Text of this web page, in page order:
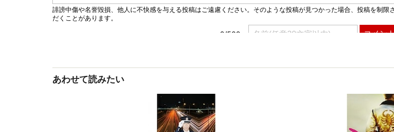
あわせて読みたい